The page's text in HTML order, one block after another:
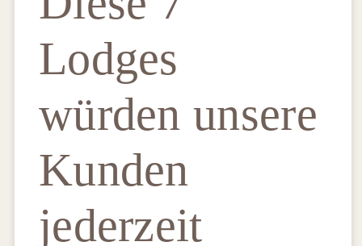
Lodges
würden unsere
Kunden
jederzeit